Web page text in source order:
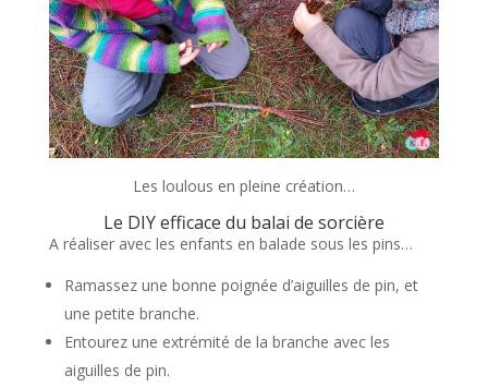
Les loulous en pleine création…
Le DIY efficace du balai de sorcière
A réaliser avec les enfants en balade sous les pins…
Ramassez une bonne poignée d’aiguilles de pin, et
une petite branche.
Entourez une extrémité de la branche avec les
aiguilles de pin.